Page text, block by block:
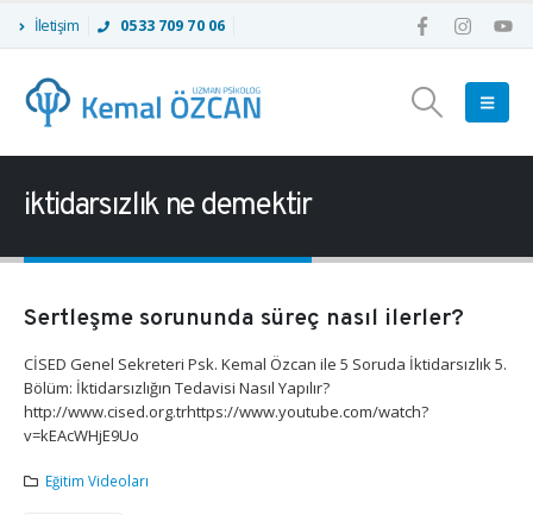
İletişim 0533 709 70 06
iktidarsızlık ne demektir
Sertleşme sorununda süreç nasıl ilerler?
CİSED Genel Sekreteri Psk. Kemal Özcan ile 5 Soruda İktidarsızlık 5.
Bölüm: İktidarsızlığın Tedavisi Nasıl Yapılır?
http://www.cised.org.trhttps://www.youtube.com/watch?
v=kEAcWHjE9Uo
Eğitim Videoları